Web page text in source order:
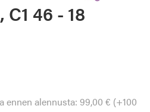
C1 46 - 18
ennen alennusta: 99,00 € (+100